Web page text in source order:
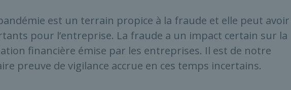
est un terrain propice à la fraude et elle peut avoir
pour l’entreprise. La fraude a un impact certain sur la
financière émise par les entreprises. Il est de notre
preuve de vigilance accrue en ces temps incertains.